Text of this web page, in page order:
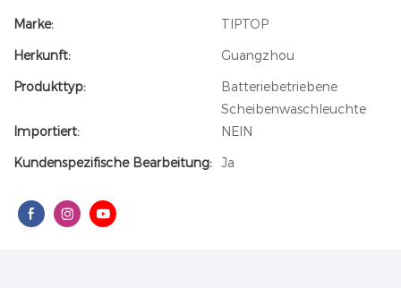
Marke:
TIPTOP
Herkunft:
Guangzhou
Produkttyp:
Batteriebetriebene
Scheibenwaschleuchte
Importiert:
NEIN
Kundenspezifische Bearbeitung: Ja